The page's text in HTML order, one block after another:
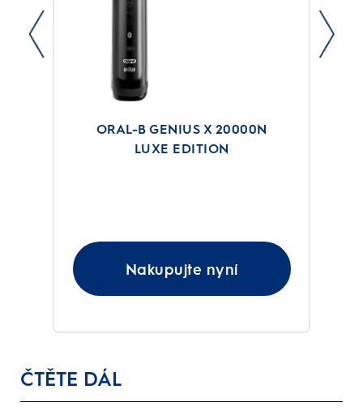
ORAL-B GENIUS X 20000N
LUXE EDITION
Nakupujte nyní
ČTĚTE DÁL